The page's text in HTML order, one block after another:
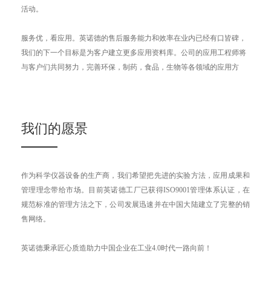
活动。
服务优，看应用。英诺德的售后服务能力和效率在业内已经有口皆碑，
我们的下一个目标是为客户建立更多应用资料库。公司的应用工程师将
与客户们共同努力，完善环保，制药，食品，生物等各领域的应用方
我们的愿景
作为科学仪器设备的生产商，我们希望把先进的实验方法，应用成果和
管理理念带给市场。目前英诺德工厂已获得ISO9001管理体系认证，在
规范标准的管理方法之下，公司发展迅速并在中国大陆建立了完整的销
售网络。
英诺德秉承匠心质造助力中国企业在工业4.0时代一路向前！